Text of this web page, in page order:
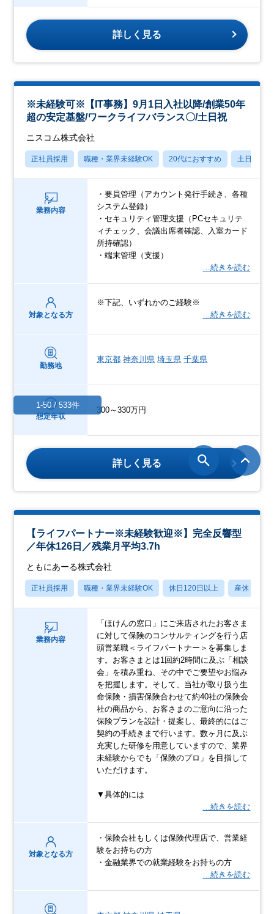
詳しく見る
※未経験可※【IT事務】9月1日入社以降/創業50年
超の安定基盤/ワークライフバランス〇/土日祝
ニスコム株式会社
正社員採用 職種・業界未経験OK 20代におすすめ 土日祝休み
業務内容
・要員管理（アカウント発行手続き、各種
システム登録）
・セキュリティ管理支援（PCセキュリテ
ィチェック、会議出席者確認、入室カード
所持確認）
・端末管理（支援）
…続きを読む
対象となる方
※下記、いずれかのご経験※
…続きを読む
勤務地
東京都 神奈川県 埼玉県 千葉県
想定年収
300～330万円
詳しく見る
【ライフパートナー※未経験歓迎※】完全反響型
／年休126日／残業月平均3.7h
ともにあーる株式会社
正社員採用 職種・業界未経験OK 休日120日以上 産休・育休
業務内容
「ほけんの窓口」にご来店されたお客さま
に対して保険のコンサルティングを行う店
頭営業職＜ライフパートナー＞を募集しま
す。お客さまとは1回約2時間に及ぶ「相談
会」を積み重ね、その中でご要望やお悩み
を把握します。そして、当社が取り扱う生
命保険・損害保険合わせて約40社の保険会
社の商品から、お客さまのご意向に沿った
保険プランを設計・提案し、最終的にはご
契約の手続きまで行います。数ヶ月に及ぶ
充実した研修を用意していますので、業界
未経験からでも「保険のプロ」を目指して
いただけます。
▼具体的には
…続きを読む
対象となる方
・保険会社もしくは保険代理店で、営業経
験をお持ちの方
・金融業界での就業経験をお持ちの方
…続きを読む
1-50 / 533件